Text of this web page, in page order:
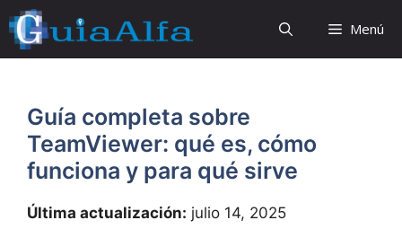
Saltar
al
contenido
Menú
Guía completa sobre
TeamViewer: qué es, cómo
funciona y para qué sirve
Última actualización: julio 14, 2025